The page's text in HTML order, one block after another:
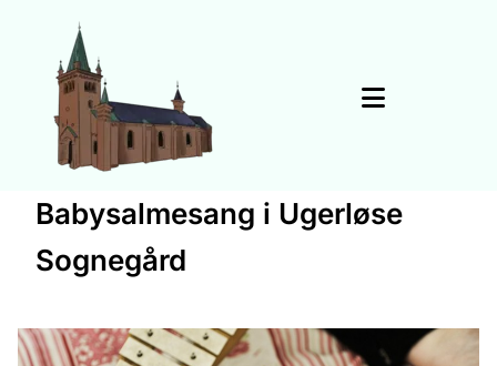
Babysalmesang i Ugerløse
Sognegård